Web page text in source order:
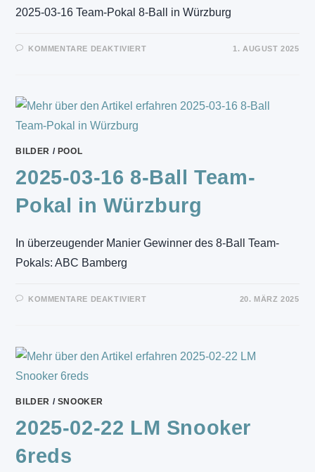
2025-03-16 Team-Pokal 8-Ball in Würzburg
KOMMENTARE DEAKTIVIERTFÜR
2025
IN
1. AUGUST 2025
BILDER / POOL
2025-03-16 8-Ball Team-
Pokal in Würzburg
In überzeugender Manier Gewinner des 8-Ball Team-
Pokals: ABC Bamberg
KOMMENTARE DEAKTIVIERTFÜR
TEAM-
POKAL
20. MÄRZ 2025
BILDER / SNOOKER
2025-02-22 LM Snooker
6reds